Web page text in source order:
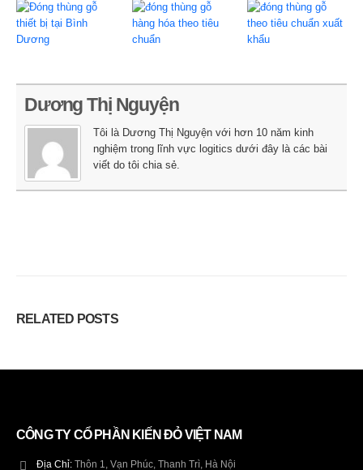
Dương Thị Nguyện
Tôi là Dương Thị Nguyện với hơn 10 năm kinh
nghiệm trong lĩnh vực logitics dưới đây là các bài
viết do tôi chia sẻ.
RELATED POSTS
CÔNG TY CỔ PHẦN KIẾN ĐỎ VIỆT NAM
Địa Chỉ: Thôn 1, Vạn Phúc, Thanh Trì, Hà Nội